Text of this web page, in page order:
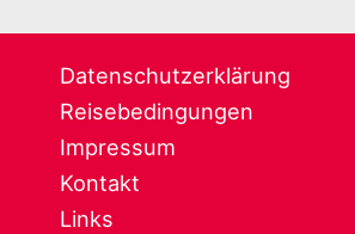
Datenschutzerklärung
Reisebedingungen
Impressum
Kontakt
Links